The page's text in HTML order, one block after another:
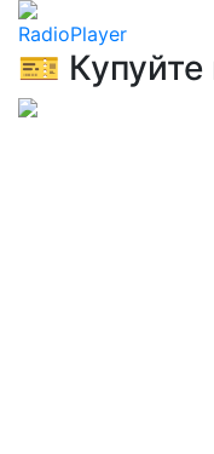
RadioPlayer
🎫 Купуйте